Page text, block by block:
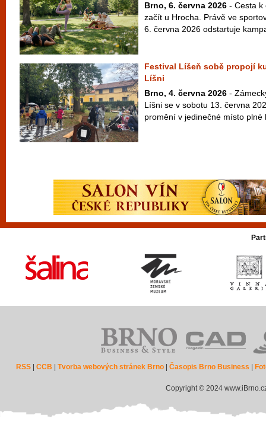
Brno, 6. června 2026 - Cesta k
začít u Hrocha. Právě ve
6. června 2026 odstartuje
Festival Líšeň sobě propojí
Líšni
Brno, 4. června 2026 -
Líšni se v sobotu 13. června
promění v jedinečné místo plné
RSS |CCB |Tvorba webových stránek Brno |Časopis Brno Business
Copyright © 2024